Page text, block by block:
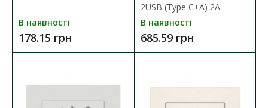
В закладки
В наявності
178.15 грн
2USB (Type C+A) 2A
В наявності
685.59 грн